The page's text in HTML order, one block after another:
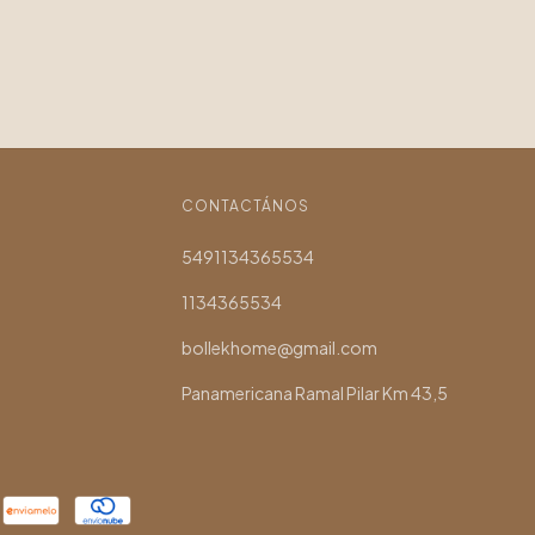
CONTACTÁNOS
5491134365534
1134365534
bollekhome@gmail.com
Panamericana Ramal Pilar Km 43,5